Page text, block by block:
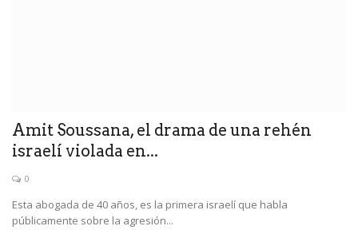
Amit Soussana, el drama de una rehén
israelí violada en...
0
Esta abogada de 40 años, es la primera israelí que habla
públicamente sobre la agresión...